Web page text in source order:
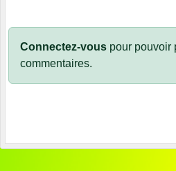
Connectez-vous pour pouvoir
commentaires.